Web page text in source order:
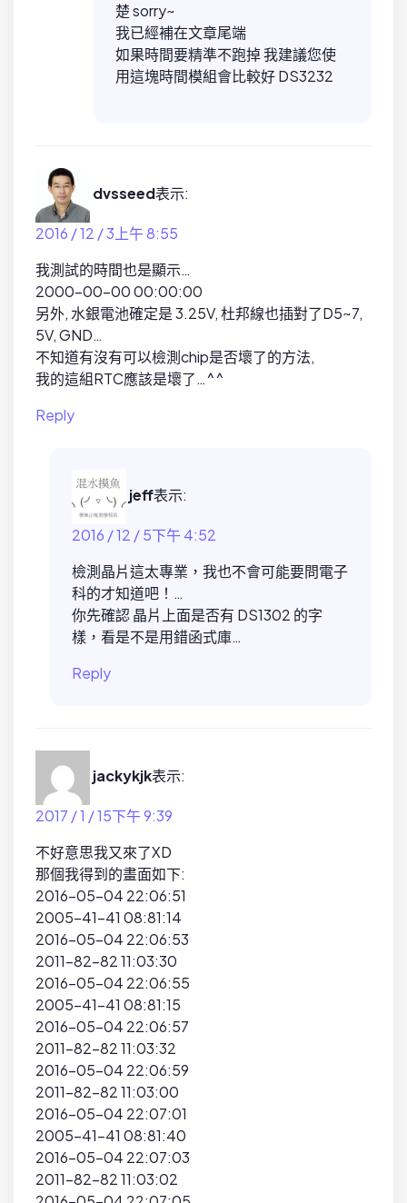
楚 sorry~
我已經補在文章尾端
如果時間要精準不跑掉 我建議您使
用這塊時間模組會比較好 DS3232
dvsseed表示:
2016 / 12 / 3上午 8:55
我測試的時間也是顯示…
2000-00-00 00:00:00
另外, 水銀電池確定是 3.25V, 杜邦線也插對了D5~7,
5V, GND…
不知道有沒有可以檢測chip是否壞了的方法,
我的這組RTC應該是壞了…^^
Reply
jeff表示:
2016 / 12 / 5下午 4:52
檢測晶片這太專業，我也不會可能要問電子
科的才知道吧！…
你先確認 晶片上面是否有 DS1302 的字
樣，看是不是用錯函式庫…
Reply
jackykjk表示:
2017 / 1 / 15下午 9:39
不好意思我又來了XD
那個我得到的畫面如下:
2016-05-04 22:06:51
2005-41-41 08:81:14
2016-05-04 22:06:53
2011-82-82 11:03:30
2016-05-04 22:06:55
2005-41-41 08:81:15
2016-05-04 22:06:57
2011-82-82 11:03:32
2016-05-04 22:06:59
2011-82-82 11:03:00
2016-05-04 22:07:01
2005-41-41 08:81:40
2016-05-04 22:07:03
2011-82-82 11:03:02